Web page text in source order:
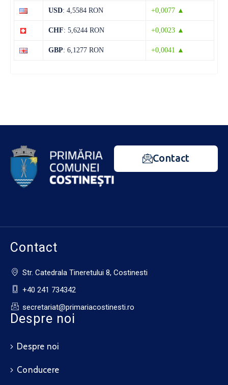
USD: 4,5584 RON +0,0077 ▲
CHF: 5,6244 RON +0,0023 ▲
GBP: 6,1277 RON +0,0041 ▲
Contact
Contact
Str. Catedrala Tineretului 8, Costinesti
+40 241 734342
secretariat@primariacostinesti.ro​
Despre noi
Despre noi
Conducere